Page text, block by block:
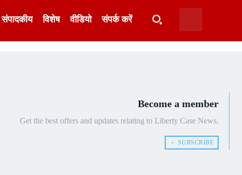
संपादकीय विशेष वीडियो संपर्क करें
Become a member
Get the best offers and updates relating to Liberty Case News.
﹢ SUBSCRIBE